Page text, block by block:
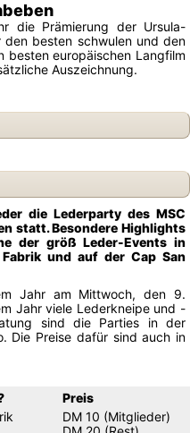
die Prämierung der Ursula-
besten schwulen und den
besten europäischen Langfilm
Auszeichnung.
die Lederparty des MSC
statt. Besondere Highlights
der größ Leder-Events in
und auf der Cap San
Jahr am Mittwoch, den 9.
Jahr viele Lederkneipe und -
sind die Parties in der
Die Preise dafür sind auch in
Preis
DM 10 (Mitglieder)